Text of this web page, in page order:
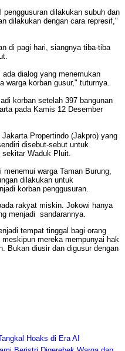
dilakukan subuh dan
dilakukan dengan cara represif,"
di pagi hari, siangnya tiba-tiba
dialog yang menemukan
warga korban gusur," tuturnya.
korban setelah 397 bangunan
pada Kamis 12 Desember
Propertindo (Jakpro) yang
disebut-sebut untuk
Waduk Pluit.
warga Taman Burung,
dilakukan untuk
korban penggusuran.
rakyat miskin. Jokowi hanya
menjadi sandarannya.
tempat tinggal bagi orang
mereka mempunyai hak
Bukan diusir dan digusur dengan
Hoaks di Era AI